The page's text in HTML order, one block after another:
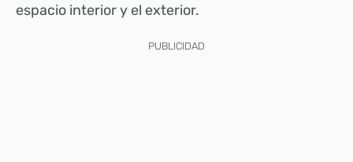
espacio interior y el exterior.
PUBLICIDAD